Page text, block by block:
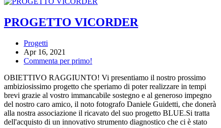
PROGETTO VICORDER
Progetti
Apr 16, 2021
Commenta per primo!
OBIETTIVO RAGGIUNTO! Vi presentiamo il nostro prossimo
ambiziosissimo progetto che speriamo di poter realizzare in tempi
brevi grazie al vostro immancabile sostegno e al generoso impegno
del nostro caro amico, il noto fotografo Daniele Guidetti, che donerà
alla nostra associazione il ricavato del suo progetto BLUE.Si tratta
dell'acquisto di un innovativo strumento diagnostico che ci è stato